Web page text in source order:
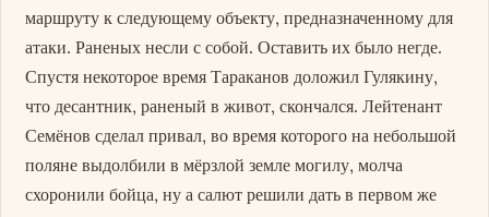
маршруту к следующему объекту, предназначенному для
атаки. Раненых несли с собой. Оставить их было негде.
Спустя некоторое время Тараканов доложил Гулякину,
что десантник, раненый в живот, скончался. Лейтенант
Семёнов сделал привал, во время которого на небольшой
поляне выдолбили в мёрзлой земле могилу, молча
схоронили бойца, ну а салют решили дать в первом же